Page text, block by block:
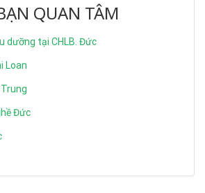
QUAN TÂM
dưỡng tại CHLB. Đức
Loan
Đức